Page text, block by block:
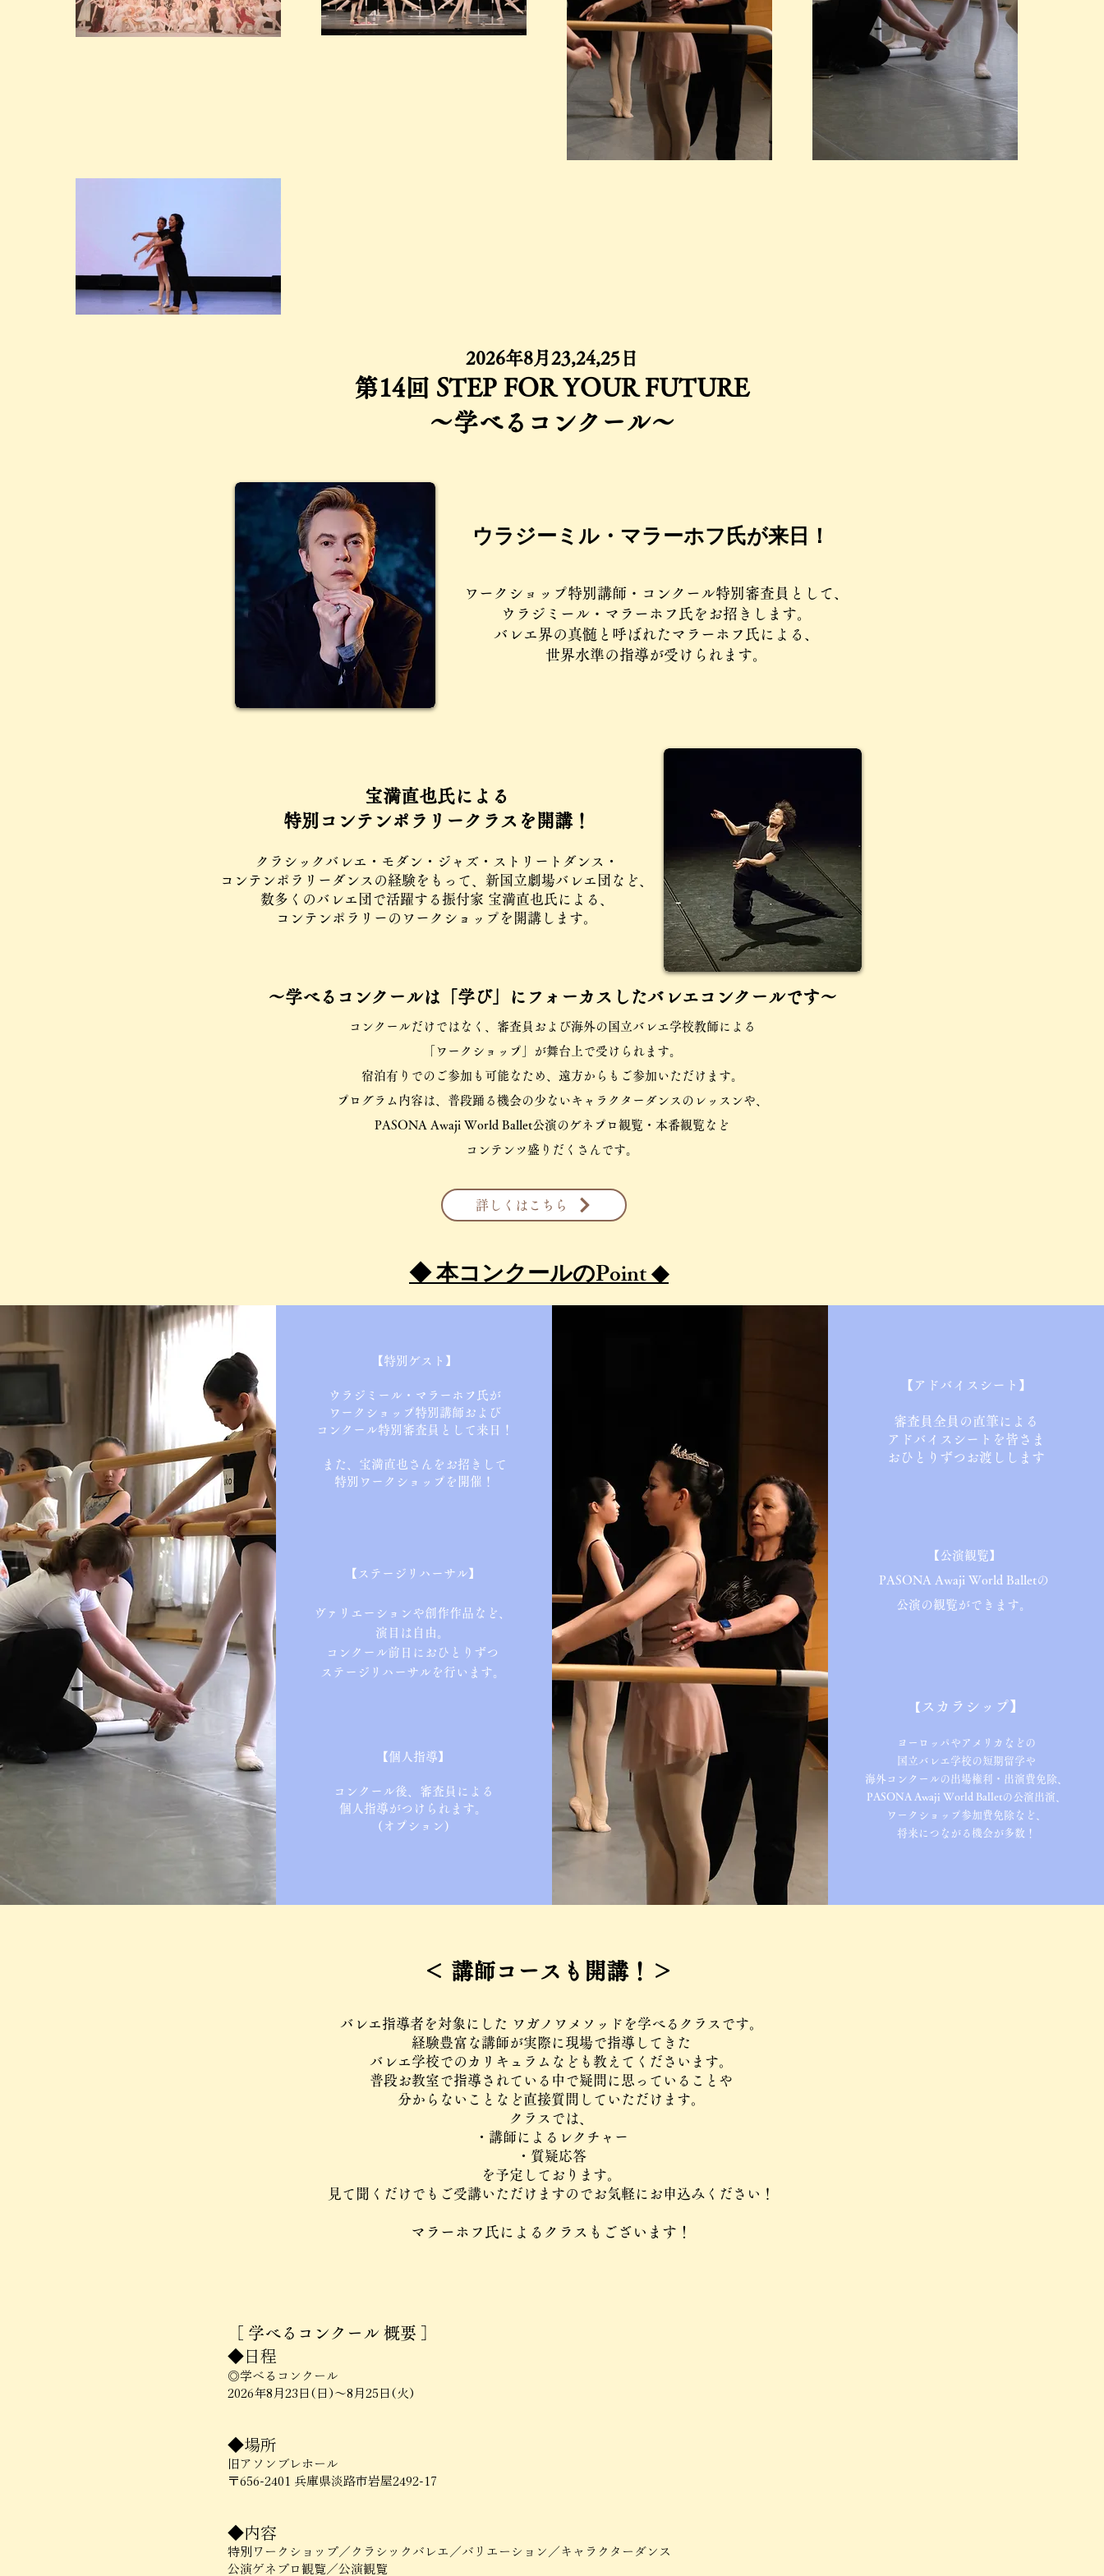
2026年8月23,24,25日
第14回 STEP FOR YOUR FUTURE
～学べるコンクール～
ウラジーミル・マラーホフ氏が来日！
ワークショップ特別講師・コンクール特別審査員として、
ウラジミール・マラーホフ氏をお招きします。
​バレエ界の真髄と呼ばれたマラーホフ氏による、
世界水準の指導が受けられます。
​宝満直也氏による
特別コンテンポラリークラスを開講！
クラシックバレエ・モダン・ジャズ・ストリートダンス・
コンテンポラリーダンスの経験をもって、新国立劇場バレエ団など、
数多くのバレエ団で活躍する振付家 宝満直也氏による、
​コンテンポラリーのワークショップを開講します。
～学べるコンクールは「学び」にフォーカスしたバレエコンクールです～
コンクールだけではなく、審査員および海外の国立バレエ学校教師による
「ワークショップ」が舞台上で受けられます。
宿泊有りでのご参加も可能なため、遠方からもご参加いただけます。
​プログラム内容は、普段踊る機会の少ないキャラクターダンスのレッスンや、
PASONA Awaji World Ballet公演のゲネプロ観覧・本番観覧など
コンテンツ盛りだくさんです。​
詳しくはこちら
​◆ 本コンクールのPoint ◆
【特別ゲスト】
ウラジミール・マラーホフ氏が
ワークショップ特別講師および
コンクール特別審査員として来日！
また、宝満直也さんをお招きして
特別ワークショップを開催！
【ステージリハーサル】
ヴァリエーションや創作作品など、
​演目は自由。
コンクール前日におひとりずつ
​ステージリハーサルを行います。
【個人指導】
コンクール後、審査員による
個人指導がつけられます。
(オプション)
【アドバイスシート】
審査員全員の直筆による
アドバイスシートを皆さま
​おひとりずつお渡しします
​【公演観覧】
PASONA Awaji World Balletの
公演の観覧ができます。
【 スカラシップ】
ヨーロッパやアメリカなどの
国立バレエ学校の短期留学や
海外コンクールの出場権利・出演費免除、
PASONA Awaji World Balletの公演出演、
ワークショップ参加費免除など、
​将来につながる機会が多数！
​＜ 講師コースも開講！＞
［ 学べるコンクール 概要 ］
◆日程
◎学べるコンクール
2026年8月23日(日)～8月25日(火)
​◆場所
旧アソンブレホール
〒656-2401 兵庫県淡路市岩屋2492-17
​◆内容
特別ワークショップ／クラシックバレエ／バリエーション／キャラクターダンス
公演ゲネプロ観覧／公演観覧
バレエ指導者を対象にした ワガノワメソッドを学べるクラスです。
経験豊富な講師が実際に現場で指導してきた
バレエ学校でのカリキュラムなども教えてくださいます。
普段お教室で指導されている中で疑問に思っていることや
分からないことなど直接質問していただけます。
クラスでは、
・講師によるレクチャー
・質疑応答​
を予定しております。
​見て聞くだけでもご受講いただけますのでお気軽にお申込みください！
マラーホフ氏によるクラスもございます！